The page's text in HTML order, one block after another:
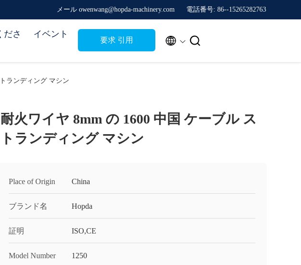
メール owenwang@hopda-machinery.com 電話番号: 86--15265282763
ださ
イベント
要求 引用  
ランディング マシン
耐火ワイヤ 8mm の 1600 中国 ケーブル ス
トランディング マシン
Place of Origin China
ブランド名 Hopda
証明 ISO,CE
Model Number 1250